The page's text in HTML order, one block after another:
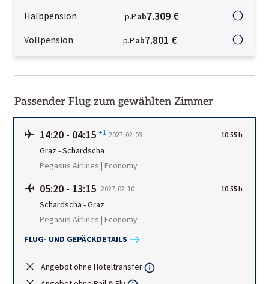
Halbpension p.P.ab7.309 €
Vollpension p.P.ab7.801 €
Passender Flug zum gewählten Zimmer
14:20 - 04:15 +1 2027-02-03 10:55 h
Graz-Schardscha
Pegasus Airlines | Economy
05:20 - 13:15 2027-02-10 10:55 h
Schardscha -Graz
Pegasus Airlines | Economy
FLUG- UND GEPÄCKDETAILS
Angebot ohne Hoteltransfer